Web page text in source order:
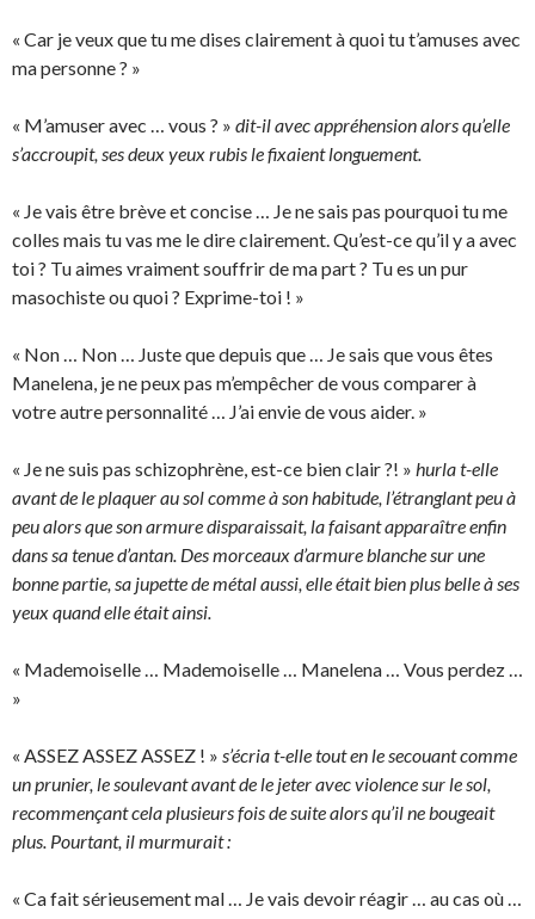
« Car je veux que tu me dises clairement à quoi tu t’amuses avec
ma personne ? »
« M’amuser avec … vous ? » dit-il avec appréhension alors qu’elle
s’accroupit, ses deux yeux rubis le fixaient longuement.
« Je vais être brève et concise … Je ne sais pas pourquoi tu me
colles mais tu vas me le dire clairement. Qu’est-ce qu’il y a avec
toi ? Tu aimes vraiment souffrir de ma part ? Tu es un pur
masochiste ou quoi ? Exprime-toi ! »
« Non … Non … Juste que depuis que … Je sais que vous êtes
Manelena, je ne peux pas m’empêcher de vous comparer à
votre autre personnalité … J’ai envie de vous aider. »
« Je ne suis pas schizophrène, est-ce bien clair ?! » hurla t-elle
avant de le plaquer au sol comme à son habitude, l’étranglant peu à
peu alors que son armure disparaissait, la faisant apparaître enfin
dans sa tenue d’antan. Des morceaux d’armure blanche sur une
bonne partie, sa jupette de métal aussi, elle était bien plus belle à ses
yeux quand elle était ainsi.
« Mademoiselle … Mademoiselle … Manelena … Vous perdez …
»
« ASSEZ ASSEZ ASSEZ ! » s’écria t-elle tout en le secouant comme
un prunier, le soulevant avant de le jeter avec violence sur le sol,
recommençant cela plusieurs fois de suite alors qu’il ne bougeait
plus. Pourtant, il murmurait :
« Ca fait sérieusement mal … Je vais devoir réagir … au cas où …